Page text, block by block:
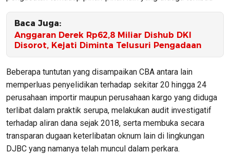
Baca Juga:
Anggaran Derek Rp62,8 Miliar Dishub DKI
Disorot, Kejati Diminta Telusuri Pengadaan
Beberapa tuntutan yang disampaikan CBA antara lain
memperluas penyelidikan terhadap sekitar 20 hingga 24
perusahaan importir maupun perusahaan kargo yang diduga
terlibat dalam praktik serupa, melakukan audit investigatif
terhadap aliran dana sejak 2018, serta membuka secara
transparan dugaan keterlibatan oknum lain di lingkungan
DJBC yang namanya telah muncul dalam perkara.